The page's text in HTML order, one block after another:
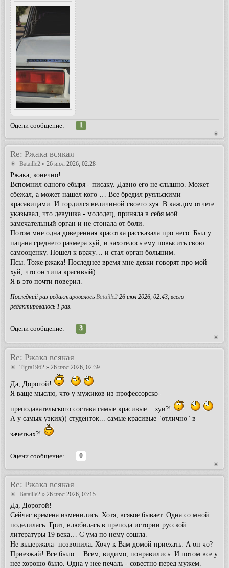
Оцени сообщение:
1
Re: Ржака всякая
Bataille2 » 26 июл 2026, 02:28
Ржака, конечно!
Вспомнил одного ебыря - писаку. Давно его не слышно. Может
сбежал, а может нашел кого … Все бредил руяльскими
красавицами. И гордился величиной своего хуя. В каждом отчете
указывал, что девушка - молодец, приняла в себя мой
замечательный орган и не стонала от боли.
Потом мне одна доверенная красотка рассказала про него. Был у
пацана среднего размера хуй, и захотелось ему повысить свою
самооценку. Пошел к врачу… и стал орган большим.
Псы. Тоже ржака! Последнее время мне девки говорят про мой
хуй, что он типа красивый)
Я в это почти поверил.
Последний раз редактировалось Bataille2 26 июл 2026, 02:43, всего
редактировалось 1 раз.
Оцени сообщение:
3
Re: Ржака всякая
Tigra1962 » 26 июл 2026, 02:39
Да, Дорогой!
Я ваще мыслю, что у мужиков из профессорско-
преподавательского состава самые красивые... хуи?!
А у самых узких)) студенток... самые красивые "отлично" в
зачетках?!
Оцени сообщение:
0
Re: Ржака всякая
Bataille2 » 26 июл 2026, 03:15
Да, Дорогой!
Сейчас времена изменились. Хотя, всякое бывает. Одна со мной
поделилась. Грит, влюбилась в препода истории русской
литературы 19 века… С ума по нему сошла.
Не выдержала- позвонила. Хочу к Вам домой приехать. А он чо?
Приезжай! Все было… Всем, видимо, понравились. И потом все у
нее хорошо было. Одна у нее печаль - совестно перед мужем.